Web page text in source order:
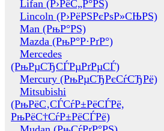
Lifan (Р›РёС„Р°РЅ)
Lincoln (Р›РёРЅРєРѕР»СЊРЅ)
Man (РњР°РЅ)
Mazda (РњР°Р·РґР°)
Mercedes
(РњРµСЂСЃРµРґРµСЃ)
Mercury (РњРµСЂРєСѓСЂРё)
Mitsubishi
(РњРёС‚СЃСѓР±РёСЃРё,
РњРёС†СѓР±РёСЃРё)